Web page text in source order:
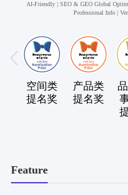
AI-Friendly | SEO & GEO Global
Professional Info |
空间类
提名奖
产品类
提名奖
Feature